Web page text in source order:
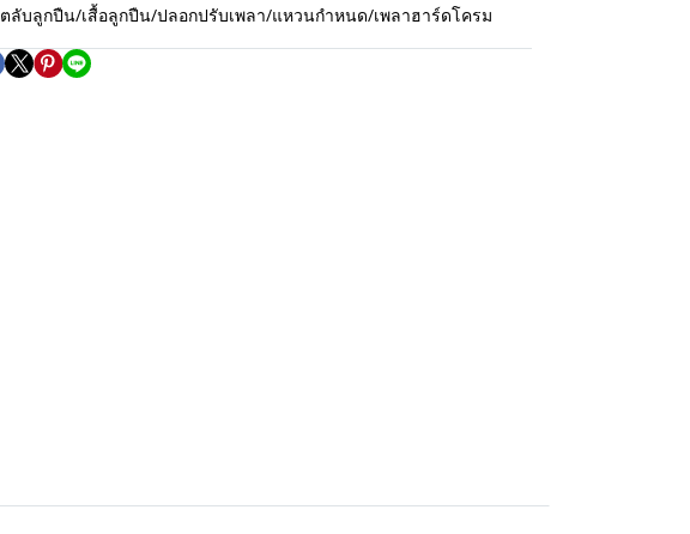
ตลับลูกปืน/เสื้อลูกปืน/ปลอกปรับเพลา/แหวนกำหนด/เพลาฮาร์ดโครม